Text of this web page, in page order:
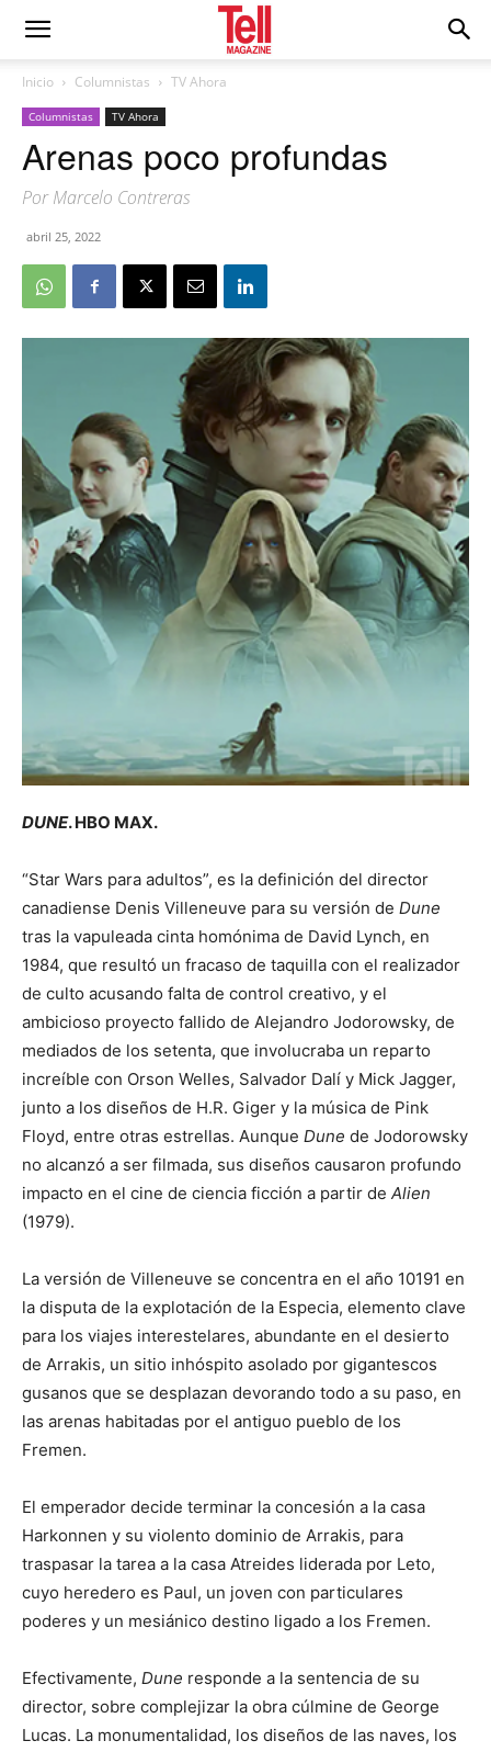
Inicio Columnistas TV Ahora
Columnistas TV Ahora
Arenas poco profundas
Por Marcelo Contreras
abril 25, 2022
DUNE. HBO MAX.
“Star Wars para adultos”, es la definición del director
canadiense Denis Villeneuve para su versión de Dune
tras la vapuleada cinta homónima de David Lynch, en
1984, que resultó un fracaso de taquilla con el realizador
de culto acusando falta de control creativo, y el
ambicioso proyecto fallido de Alejandro Jodorowsky, de
mediados de los setenta, que involucraba un reparto
increíble con Orson Welles, Salvador Dalí y Mick Jagger,
junto a los diseños de H.R. Giger y la música de Pink
Floyd, entre otras estrellas. Aunque Dune de Jodorowsky
no alcanzó a ser filmada, sus diseños causaron profundo
impacto en el cine de ciencia ficción a partir de Alien
(1979).
La versión de Villeneuve se concentra en el año 10191 en
la disputa de la explotación de la Especia, elemento clave
para los viajes interestelares, abundante en el desierto
de Arrakis, un sitio inhóspito asolado por gigantescos
gusanos que se desplazan devorando todo a su paso, en
las arenas habitadas por el antiguo pueblo de los
Fremen.
El emperador decide terminar la concesión a la casa
Harkonnen y su violento dominio de Arrakis, para
traspasar la tarea a la casa Atreides liderada por Leto,
cuyo heredero es Paul, un joven con particulares
poderes y un mesiánico destino ligado a los Fremen.
Efectivamente, Dune responde a la sentencia de su
director, sobre complejizar la obra cúlmine de George
Lucas. La monumentalidad, los diseños de las naves, los